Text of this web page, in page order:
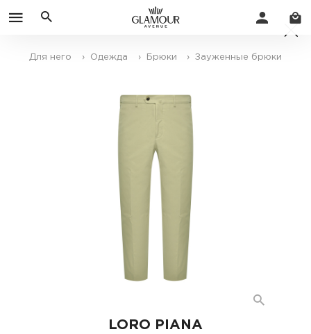
Для него › Одежда › Брюки › Зауженные брюки
LORO PIANA